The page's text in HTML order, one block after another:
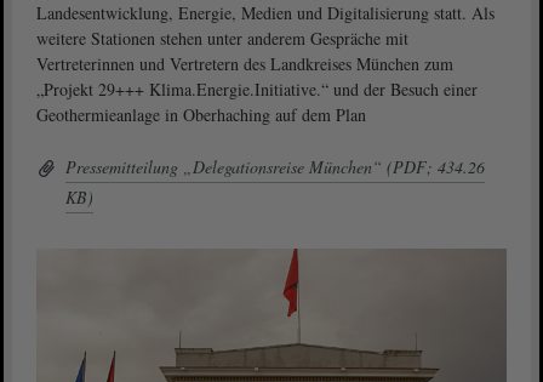
Landesentwicklung, Energie, Medien und Digitalisierung statt. Als
weitere Stationen stehen unter anderem Gespräche mit
Vertreterinnen und Vertretern des Landkreises München zum
„Projekt 29+++ Klima.Energie.Initiative.“ und der Besuch einer
Geothermieanlage in Oberhaching auf dem Plan
Pressemitteilung „Delegationsreise München“ (PDF; 434.26
KB)